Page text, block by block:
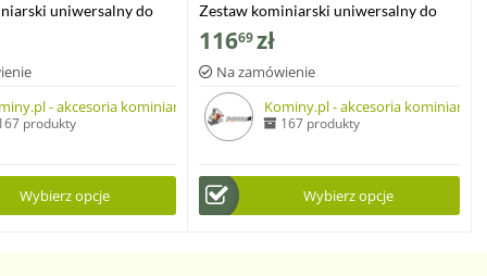
uniwersalny do
- akcesoria kominiarskie
produkty
Wybierz opcje
Zestaw kominiarski uniwersalny do
czyszczenia od góry i od dołu szczotka
z drutu, kula 2.6kg, dł.12mb
11669zł
Na zamówienie
Kominy.pl - akcesoria kominiarskie
167 produkty
Wybierz opcje